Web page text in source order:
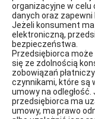
organizacyjne w celu
danych oraz
Jeżeli konsument
elektroniczną,
bezpieczeństwa.
Przedsiębiorca
się ze zdolnością
zobowiązań
czynnikami, które są
umowy na
przedsiębiorca ma
umowy, ma prawo